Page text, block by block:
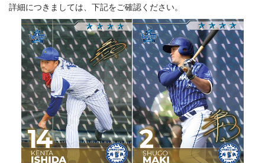
詳細につきましては、下記をご確認ください。